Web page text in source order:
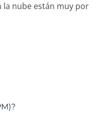
la nube están muy por